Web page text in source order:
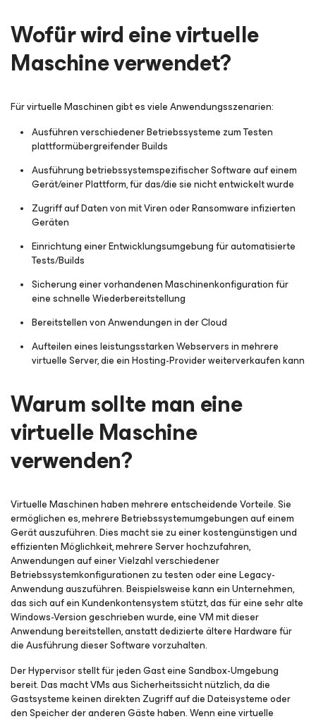
Wofür wird eine virtuelle
Maschine verwendet?
Für virtuelle Maschinen gibt es viele Anwendungsszenarien:
Ausführen verschiedener Betriebssysteme zum Testen
plattformübergreifender Builds
Ausführung betriebssystemspezifischer Software auf einem
Gerät/einer Plattform, für das/die sie nicht entwickelt wurde
Zugriff auf Daten von mit Viren oder Ransomware infizierten
Geräten
Einrichtung einer Entwicklungsumgebung für automatisierte
Tests/Builds
Sicherung einer vorhandenen Maschinenkonfiguration für
eine schnelle Wiederbereitstellung
Bereitstellen von Anwendungen in der Cloud
Aufteilen eines leistungsstarken Webservers in mehrere
virtuelle Server, die ein Hosting-Provider weiterverkaufen kann
Warum sollte man eine
virtuelle Maschine
verwenden?
Virtuelle Maschinen haben mehrere entscheidende Vorteile. Sie
ermöglichen es, mehrere Betriebssystemumgebungen auf einem
Gerät auszuführen. Dies macht sie zu einer kostengünstigen und
effizienten Möglichkeit, mehrere Server hochzufahren,
Anwendungen auf einer Vielzahl verschiedener
Betriebssystemkonfigurationen zu testen oder eine Legacy-
Anwendung auszuführen. Beispielsweise kann ein Unternehmen,
das sich auf ein Kundenkontensystem stützt, das für eine sehr alte
Windows-Version geschrieben wurde, eine VM mit dieser
Anwendung bereitstellen, anstatt dedizierte ältere Hardware für
die Ausführung dieser Software vorzuhalten.
Der Hypervisor stellt für jeden Gast eine Sandbox-Umgebung
bereit. Das macht VMs aus Sicherheitssicht nützlich, da die
Gastsysteme keinen direkten Zugriff auf die Dateisysteme oder
den Speicher der anderen Gäste haben. Wenn eine virtuelle